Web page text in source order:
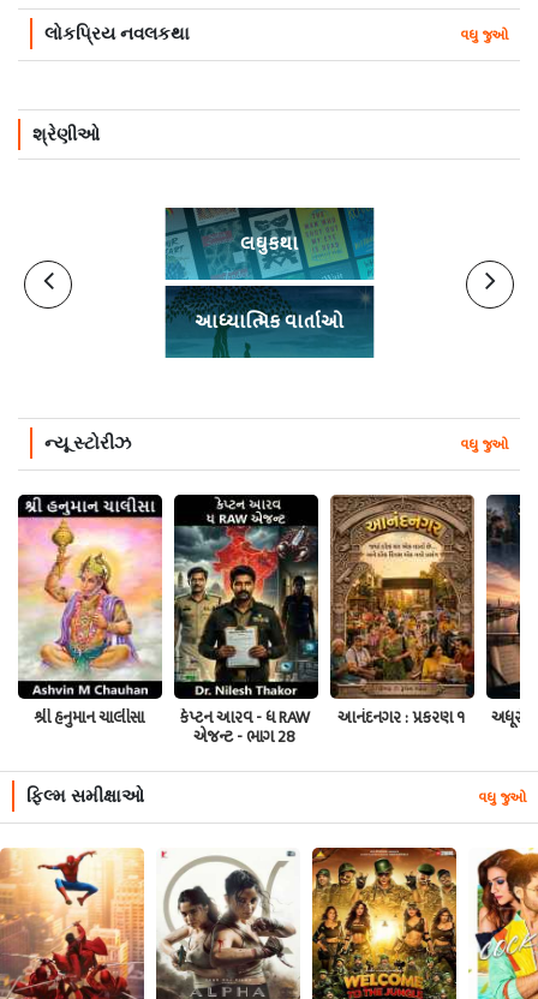
લોકપ્રિય નવલકથા વધુ જુઓ
શ્રેણીઓ
લઘુકથા
આધ્યાત્મિક વાર્તાઓ
ન્યૂ સ્ટોરીઝ વધુ જુઓ
શ્રી હનુમાન ચાલીસા કેપ્ટન આરવ - ધ RAW
એજન્ટ - ભાગ 28
આનંદનગર : પ્રકરણ ૧ અધૂરો
ફિલ્મ સમીક્ષાઓ વધુ જુઓ